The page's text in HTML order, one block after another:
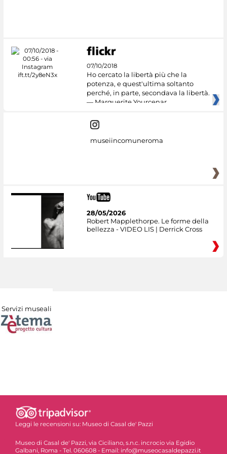
07/10/2018
Ho cercato la libertà più che la
potenza, e quest'ultima soltanto
perché, in parte, secondava la libertà.
— Marguerite Yourcenar
museiincomuneroma
28/05/2026
Robert Mapplethorpe. Le forme della
bellezza - VIDEO LIS | Derrick Cross
Servizi museali
Leggi le recensioni su: Museo di Casal de' Pazzi
Museo di Casal de' Pazzi, via Ciciliano, s.n.c. incrocio via Egidio
Galbani, Roma - Tel. 060608 - Email: info@museocasaldepazzi.it